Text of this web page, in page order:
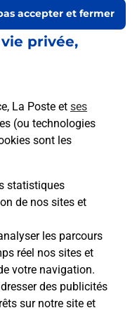
privée,
La Poste et ses
(ou technologies
sont les
statistiques
de nos sites et
les parcours
réel nos sites et
votre navigation.
des publicités
sur notre site et
accepter et fermer
lundià 09h00